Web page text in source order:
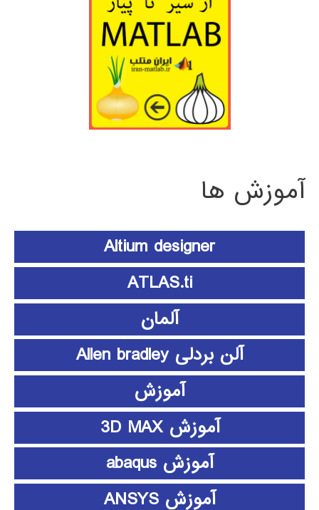
آموزش ها
Altium designer
ATLAS.ti
آلمان
آلن بردلی Allen bradley
آموزش
آموزش 3D MAX
آموزش abaqus
آموزش ANSYS